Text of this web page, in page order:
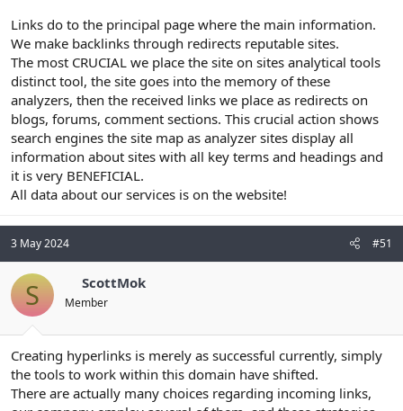
Links do to the principal page where the main information.
We make backlinks through redirects reputable sites.
The most CRUCIAL we place the site on sites analytical tools
distinct tool, the site goes into the memory of these
analyzers, then the received links we place as redirects on
blogs, forums, comment sections. This crucial action shows
search engines the site map as analyzer sites display all
information about sites with all key terms and headings and
it is very BENEFICIAL.
All data about our services is on the website!
3 May 2024 #51
S ScottMok
Member
Creating hyperlinks is merely as successful currently, simply
the tools to work within this domain have shifted.
There are actually many choices regarding incoming links,